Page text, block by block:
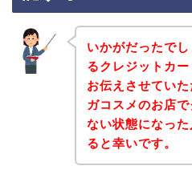
いかがだったで
るクレジットカ
お伝えさせてい
ガコスメのお店
ない状態になっ
ると幸いです。